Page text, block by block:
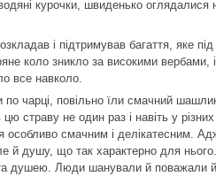
курочки, швиденько оглядалися
і підтримував багаття, яке
коло зникло за високими вербами,
все навколо.
по чарці, повільно їли смачний
страву не один раз і навіть у
особливо смачним і делікатесним.
й душу, що так характерно для
душею. Люди шанували й поважали